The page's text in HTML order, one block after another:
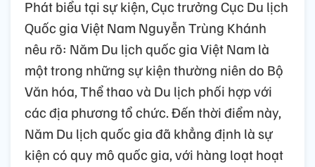
Phát biểu tại sự kiện, Cục trưởng Cục Du lịch
Quốc gia Việt Nam Nguyễn Trùng Khánh
nêu rõ: Năm Du lịch quốc gia Việt Nam là
một trong những sự kiện thường niên do Bộ
Văn hóa, Thể thao và Du lịch phối hợp với
các địa phương tổ chức. Đến thời điểm này,
Năm Du lịch quốc gia đã khẳng định là sự
kiện có quy mô quốc gia, với hàng loạt hoạt